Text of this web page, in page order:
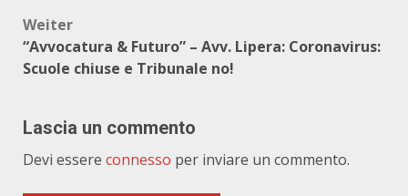
Weiter
“Avvocatura & Futuro” – Avv. Lipera: Coronavirus:
Scuole chiuse e Tribunale no!
Lascia un commento
Devi essere connesso per inviare un commento.